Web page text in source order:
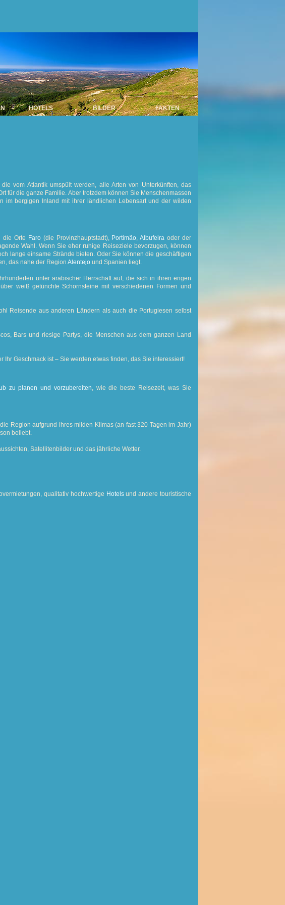
vom Atlantik umspült werden, alle Arten von Unterkünften, das
für die ganze Familie. Aber trotzdem können Sie Menschenmassen
im bergigen Inland mit ihrer ländlichen Lebensart und der wilden
die Orte Faro(die Provinzhauptstadt), Portimão,Albufeira oder der
Wahl. Wenn Sie eher ruhige Reiseziele bevorzugen, können
lange einsame Strände bieten. Oder Sie können die geschäftigen
das nahe der Region Alentejo und Spanien liegt.
unter arabischer Herrschaft auf, die sich in ihren engen
weiß getünchte Schornsteine mit verschiedenen Formen und
Reisende aus anderen Ländern als auch die Portugiesen selbst
Bars und riesige Partys, die Menschen aus dem ganzen Land
Ihr Geschmack ist – Sie werden etwas finden, das Sie interessiert!
zu planen und vorzubereiten, wie die beste Reisezeit, was Sie
Region aufgrund ihres milden Klimas (an fast 320 Tagen im Jahr)
beliebt.
Satellitenbilder und das jährliche Wetter.
qualitativ hochwertige Hotelsund andere touristische
HOTELS BILDER FAKTEN